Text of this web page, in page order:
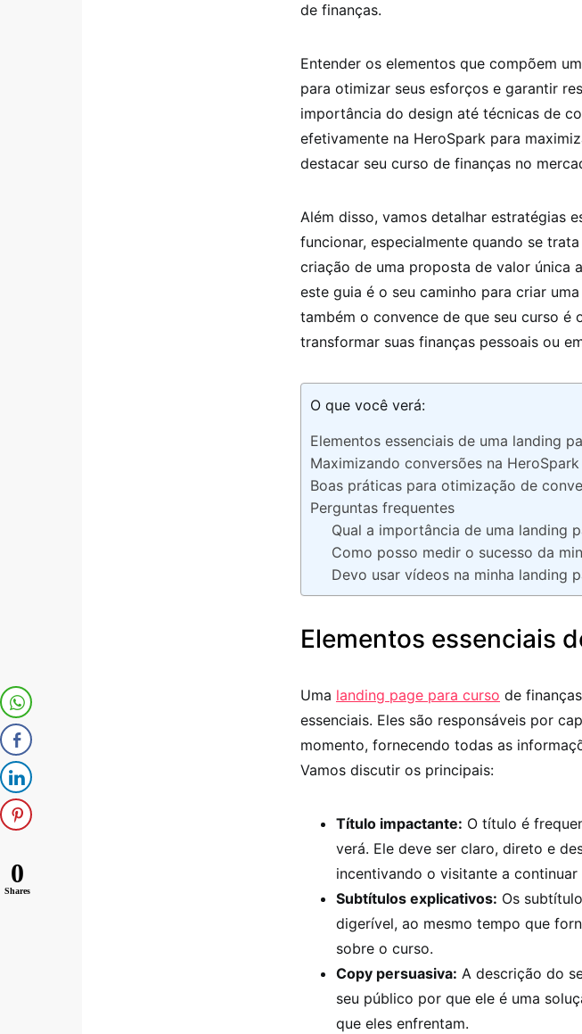
de finanças.
Entender os elementos que compõem
para otimizar seus esforços e garantir
importância do design até técnicas de
efetivamente na HeroSpark para
destacar seu curso de finanças no
Além disso, vamos detalhar estratégias
funcionar, especialmente quando se
criação de uma proposta de valor única
este guia é o seu caminho para criar
também o convence de que seu curso é
transformar suas finanças pessoais ou
O que você verá:
Elementos essenciais de uma landing
Maximizando conversões na HeroSpark
Boas práticas para otimização de
Perguntas frequentes
Qual a importância de uma landing
Como posso medir o sucesso da
Devo usar vídeos na minha landing
Elementos essenciais
Uma landing page para curso de
essenciais. Eles são responsáveis por
momento, fornecendo todas as
Vamos discutir os principais:
Título impactante: O título é
verá. Ele deve ser claro, direto e
incentivando o visitante a continuar
Subtítulos explicativos: Os
digerível, ao mesmo tempo que
sobre o curso.
Copy persuasiva: A descrição do
seu público por que ele é uma
que eles enfrentam.
0
Shares